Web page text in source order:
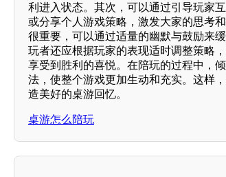
利进入状态。其次，可以通过引导玩家
或分享个人游戏策略，激发大家的思考
很重要，可以通过适量的幽默与鼓励来
玩者还应根据玩家的表现适时调整策略
享受到胜利的喜悦。在陪玩的过程中，
法，使整个游戏更加生动和充实。这样
造美好的桌游回忆。
桌游怎么陪玩